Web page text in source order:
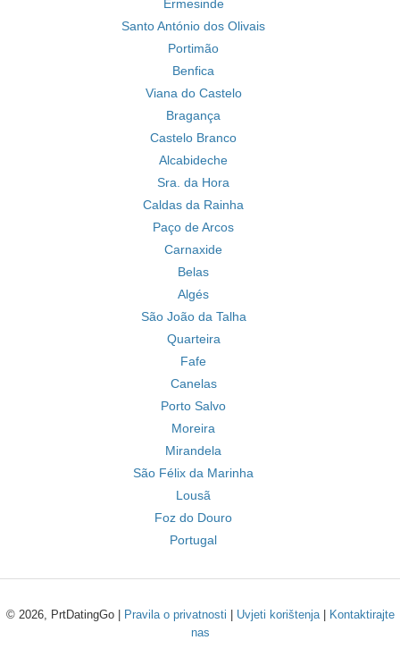
Ermesinde
Santo António dos Olivais
Portimão
Benfica
Viana do Castelo
Bragança
Castelo Branco
Alcabideche
Sra. da Hora
Caldas da Rainha
Paço de Arcos
Carnaxide
Belas
Algés
São João da Talha
Quarteira
Fafe
Canelas
Porto Salvo
Moreira
Mirandela
São Félix da Marinha
Lousã
Foz do Douro
Portugal
© 2026, PrtDatingGo | Pravila o privatnosti Uvjeti korištenja|
Kontaktirajte
nas